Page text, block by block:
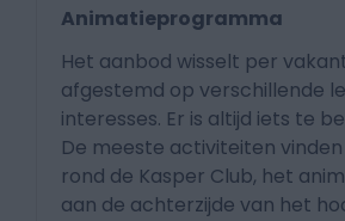
Animatieprogramma
Het aanbod wisselt per
afgestemd op verschillende
interesses. Er is altijd iets te
De meeste activiteiten
rond de Kasper Club, het
aan de achterzijde van het